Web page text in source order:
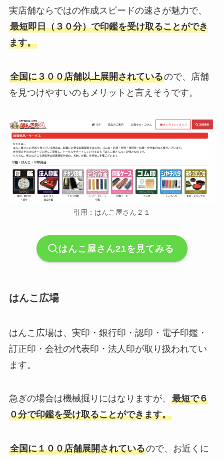
実店舗ならではの作成スピードの速さが魅力で、
最短即日（３０分）で印鑑を受け取ることができ
ます。
全国に３００店舗以上展開されているので、店舗
を見つけやすいのもメリットと言えそうです。
引用：はんこ屋さん２１
はんこ屋さん21を見てみる
はんこ広場
はんこ広場は、実印・銀行印・認印・電子印鑑・
訂正印・会社の代表印・法人印が取り扱われてい
ます。
急ぎの場合は機械掘りにはなりますが、 最短で６
０分で印鑑を受け取ることができます。
全国に１００店舗展開されているので、お近くに